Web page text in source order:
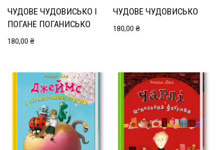
ЧУДОВЕ ЧУДОВИСЬКО І
ПОГАНЕ ПОГАНИСЬКО
180,00 ₴
ЧУДОВЕ ЧУДОВИСЬКО
180,00₴